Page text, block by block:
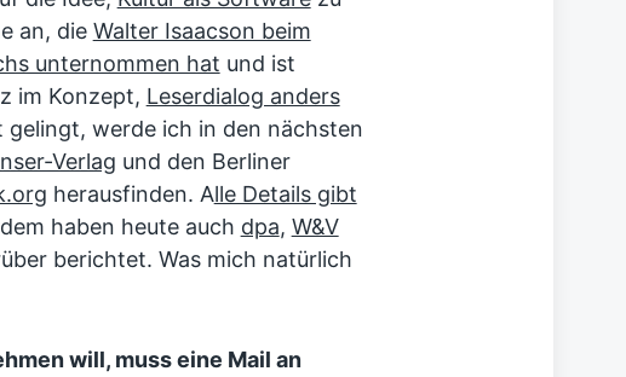
an, die Walter Isaacson beim
unternommen hat und ist
im Konzept, Leserdialog anders
gelingt, werde ich in den nächsten
Verlag und den Berliner
herausfinden. Alle Details gibt
haben heute auch dpa, W&V
berichtet. Was mich natürlich
will, muss eine Mail an